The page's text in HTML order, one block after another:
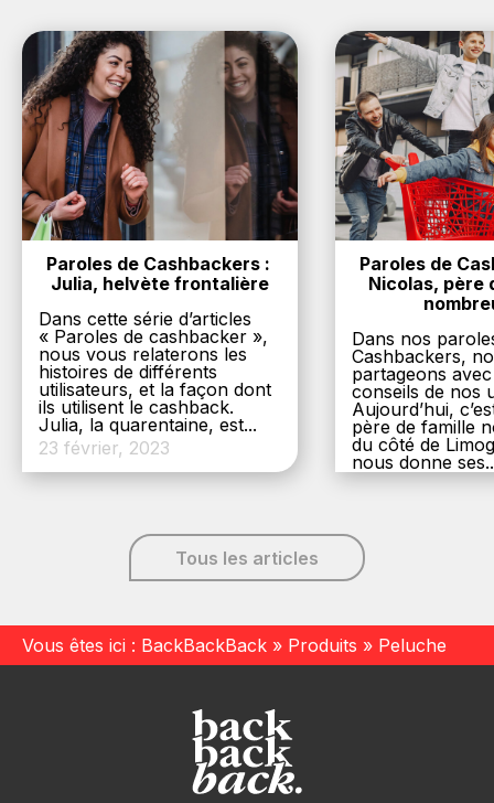
Paroles de Cashbackers :
Julia, helvète frontalière
Dans cette série d’articles
« Paroles de cashbacker »,
nous vous relaterons les
histoires de différents
utilisateurs, et la façon dont
ils utilisent le cashback.
Julia, la quarentaine, est...
23 février, 2023
Paroles de
Nicolas, père
Dans nos
Cashbackers,
partageons
conseils de nos
Aujourd’hui,
père de famille
du côté de
nous donne
Tous les articles
Vous êtes ici : BackBackBack » Produits » Peluche